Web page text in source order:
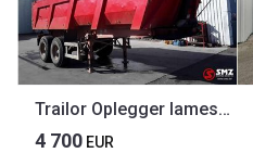
Trailor Oplegger lames steel
4 700 EUR